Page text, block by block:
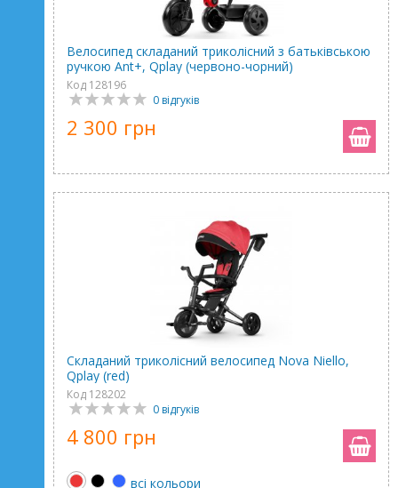
Велосипед складаний триколісний з батьківською
ручкою Ant+, Qplay (червоно-чорний)
Код 128196
0 відгуків
2 300 грн
Складаний триколісний велосипед Nova Niello,
Qplay (red)
Код 128202
0 відгуків
4 800 грн
всі кольори